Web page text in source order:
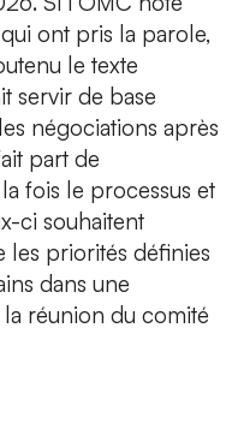
ont pris la parole,
le texte
servir de base
négociations après
part de
fois le processus et
ci souhaitent
les priorités définies
dans une
réunion du comité